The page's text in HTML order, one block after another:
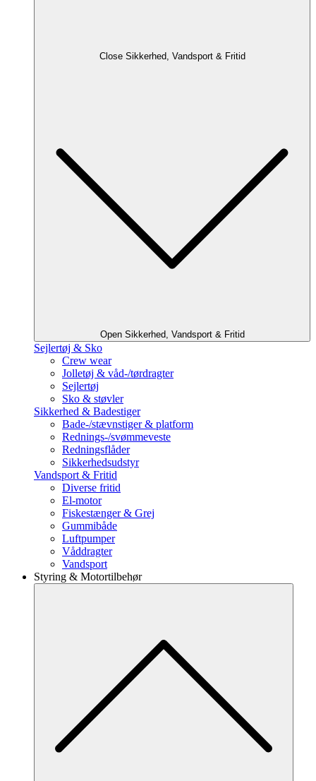
Close Sikkerhed, Vandsport & Fritid
Open Sikkerhed, Vandsport & Fritid
Sejlertøj & Sko
Crew wear
Jolletøj & våd-/tørdragter
Sejlertøj
Sko & støvler
Sikkerhed & Badestiger
Bade-/stævnstiger & platform
Rednings-/svømmeveste
Redningsflåder
Sikkerhedsudstyr
Vandsport & Fritid
Diverse fritid
El-motor
Fiskestænger & Grej
Gummibåde
Luftpumper
Våddragter
Vandsport
Styring & Motortilbehør